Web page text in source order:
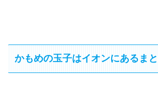
かもめの玉子はイオンにあるま